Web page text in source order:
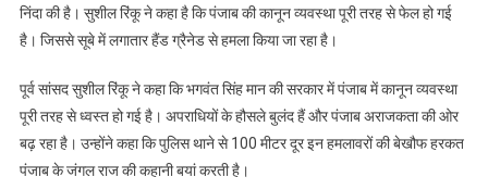
–
सुशील
निंदा की है। सुशील रिंकू ने कहा है कि पंजाब की कानून व्यवस्था पूरी तरह से फेल हो गई
है। जिससे सूबे में लगातार हैंड ग्रैनेड से हमला किया जा रहा है।
पूर्व सांसद सुशील रिंकू ने कहा कि भगवंत सिंह मान की सरकार में पंजाब में कानून व्यवस्था
पूरी तरह से ध्वस्त हो गई है। अपराधियों के हौसले बुलंद हैं और पंजाब अराजकता की ओर
बढ़ रहा है। उन्होंने कहा कि पुलिस थाने से 100 मीटर दूर इन हमलावरों की बेखौफ हरकत
पंजाब के जंगल राज की कहानी बयां करती है।